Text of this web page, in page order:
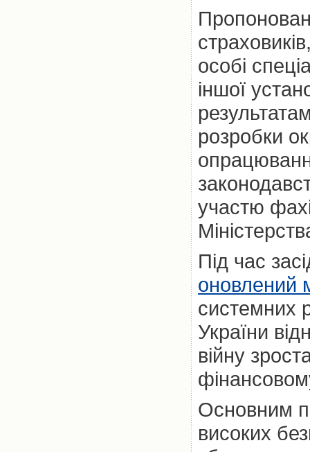
особі
іншої
розробки
участю
Під час
оновлений
системних
України
війну
Основним
високих